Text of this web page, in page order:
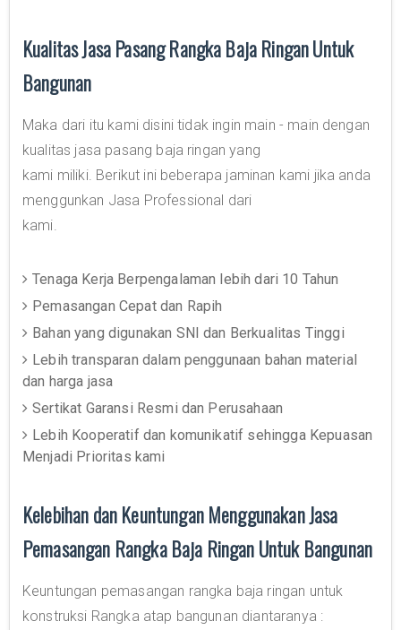
Kualitas Jasa Pasang Rangka Baja Ringan Untuk
Bangunan
Maka dari itu kami disini tidak ingin main - main dengan
kualitas jasa pasang baja ringan yang
kami miliki. Berikut ini beberapa jaminan kami jika anda
menggunkan Jasa Professional dari
kami.
Tenaga Kerja Berpengalaman lebih dari 10 Tahun
Pemasangan Cepat dan Rapih
Bahan yang digunakan SNI dan Berkualitas Tinggi
Lebih transparan dalam penggunaan bahan material
dan harga jasa
Sertikat Garansi Resmi dan Perusahaan
Lebih Kooperatif dan komunikatif sehingga Kepuasan
Menjadi Prioritas kami
Kelebihan dan Keuntungan Menggunakan Jasa
Pemasangan Rangka Baja Ringan Untuk Bangunan
Keuntungan pemasangan rangka baja ringan untuk
konstruksi Rangka atap bangunan diantaranya :